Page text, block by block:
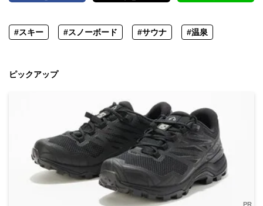
#スキー #スノーボード #サウナ #温泉
ピックアップ
PR